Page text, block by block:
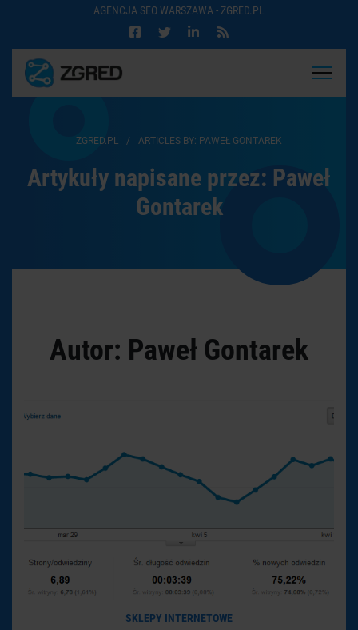
AGENCJA SEO WARSZAWA - ZGRED.PL
ZGRED.PL / ARTICLES BY: PAWEŁ GONTAREK
Artykuły napisane przez: Paweł
Gontarek
Autor: Paweł Gontarek
SKLEPY INTERNETOWE